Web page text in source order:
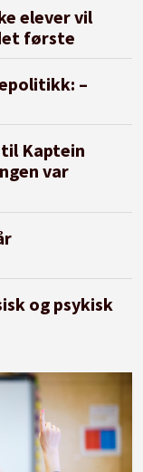
elever vil
første
–
Kaptein
var
og psykisk